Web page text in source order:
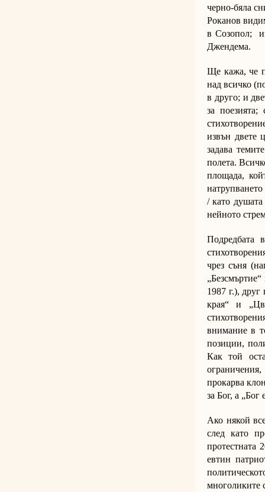
черно-бяла
Роканов
в Созопол;
Джендема.
Ще кажа, че
над всичко
в друго; и
за
извън двете
задава
полета.
площада,
/ като душата
нейното
Подредбата
чрез съня
1987 г.),
края“ и
внимание в
позиции,
Как той
прокарва
за Бог, а
Ако някой
след като
евтин
многоликите